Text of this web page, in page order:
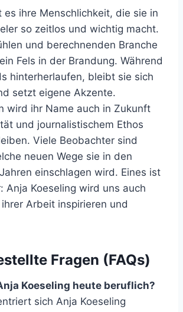
es ihre Menschlichkeit, die sie in
so zeitlos und wichtig macht.
und berechnenden Branche
Fels in der Brandung. Während
hinterherlaufen, bleibt sie sich
setzt eigene Akzente.
wird ihr Name auch in Zukunft
und journalistischem Ethos
Viele Beobachter sind
neuen Wege sie in den
einschlagen wird. Eines ist
Anja Koeseling wird uns auch
Arbeit inspirieren und
Fragen (FAQs)
Koeseling heute beruflich?
sich Anja Koeseling